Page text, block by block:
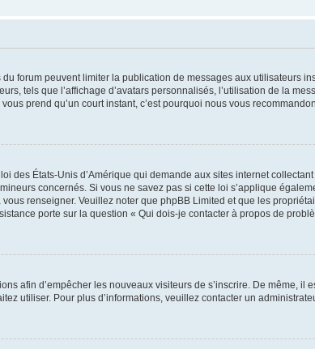
forum peuvent limiter la publication de messages aux utilisateurs
tels que l’affichage d’avatars personnalisés, l’utilisation de la
prend qu’un court instant, c’est pourquoi nous vous
des États-Unis d’Amérique qui demande aux sites internet
concernés. Si vous ne savez pas si cette loi s’applique
renseigner. Veuillez noter que phpBB Limited et que les
porte sur la question « Qui dois-je contacter à propos de
afin d’empêcher les nouveaux visiteurs de s’inscrire. De même,
utiliser. Pour plus d’informations, veuillez contacter un